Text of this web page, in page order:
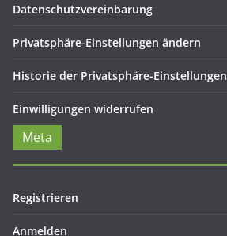
Datenschutzvereinbarung
Privatsphäre-Einstellungen ändern
Historie der Privatsphäre-Einstellungen
Einwilligungen widerrufen
Meta
Registrieren
Anmelden